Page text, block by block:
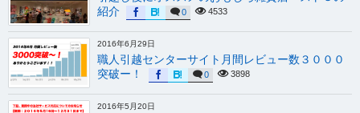
紹介
0 4533
2016年6月29日
職人引越センターサイト月間レビュー数３０００
突破ー！
0 3898
2016年5月20日